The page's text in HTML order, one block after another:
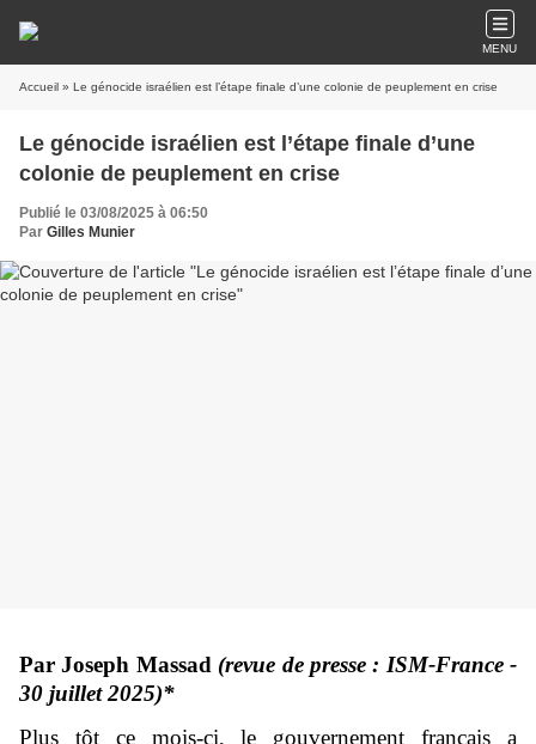
MENU
Accueil » Le génocide israélien est l’étape finale d’une colonie de peuplement en crise
Le génocide israélien est l’étape finale d’une
colonie de peuplement en crise
Publié le 03/08/2025 à 06:50
Par Gilles Munier
Par Joseph Massad (revue de presse : ISM-France -
30 juillet 2025)*
Plus tôt ce mois-ci, le gouvernement français a